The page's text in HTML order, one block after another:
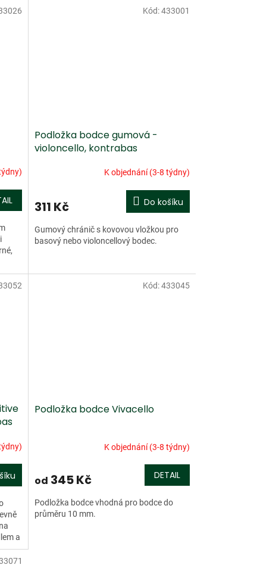
Podložka bodce gumová -
violoncello, kontrabas
K objednání (3-8 týdny)
311 Kč Do košíku
Gumový chránič s kovovou vložkou pro
basový nebo violoncellový bodec.
Kód:433001
a
Podložka bodce Vivacello
K objednání (3-8 týdny)
od 345 Kč DETAIL
Podložka bodce vhodná pro bodce do
průměru 10 mm.
Kód:433045